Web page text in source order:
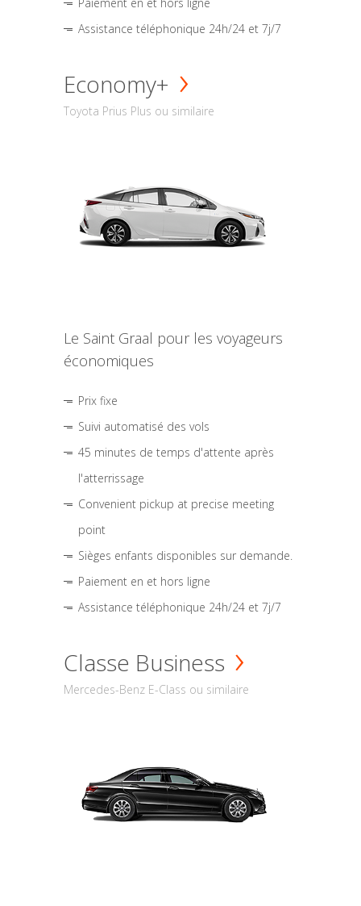
Assistance téléphonique 24h/24 et 7j/7
Economy+
Toyota Prius Plus ou similaire
Le Saint Graal pour les voyageurs
économiques
Prix fixe
Suivi automatisé des vols
45 minutes de temps d'attente après
l'atterrissage
Convenient pickup at precise meeting
point
Sièges enfants disponibles sur demande.
Paiement en et hors ligne
Assistance téléphonique 24h/24 et 7j/7
Classe Business
Mercedes-Benz E-Class ou similaire